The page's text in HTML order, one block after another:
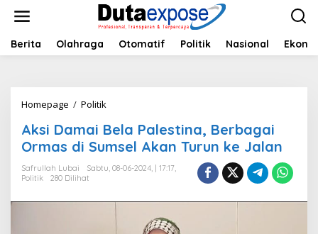
t
Berita Olahraga Otomatif Politik Nasional
Homepage / Politik
s
i
D
a
i
Aksi Damai Bela Palestina, Berbagai
Ormas di Sumsel Akan Turun ke Jalan
Safrullah Lubai
Sabtu, 08-06-2024, | 17:17,
Politik
280 Dilihat